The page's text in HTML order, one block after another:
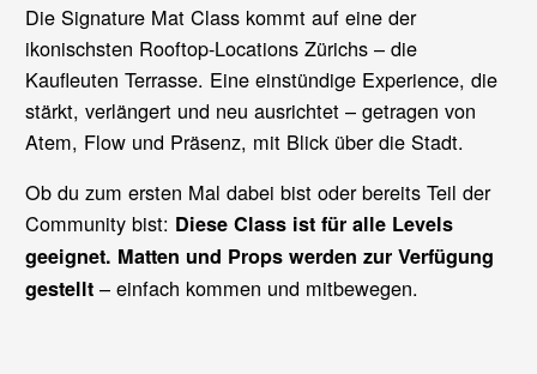
Die Signature Mat Class kommt auf eine der
ikonischsten Rooftop-Locations Zürichs – die
Kaufleuten Terrasse. Eine einstündige Experience, die
stärkt, verlängert und neu ausrichtet – getragen von
Atem, Flow und Präsenz, mit Blick über die Stadt.
Ob du zum ersten Mal dabei bist oder bereits Teil der
Community bist: Diese Class ist für alle Levels
geeignet. Matten und Props werden zur Verfügung
gestellt – einfach kommen und mitbewegen.